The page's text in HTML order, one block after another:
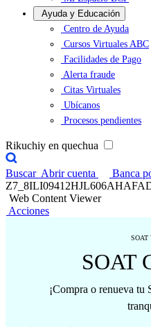
Ayuda y Educación
Centro de Ayuda
Cursos Virtuales ABC
Facilidades de Pago
Alerta fraude
Citas Virtuales
Ubícanos
Procesos pendientes
Rikuchiy en quechua
Buscar Abrir cuenta
Banca
Web Content Viewer
Acciones
SOAT
SOAT
¡Compra o renueva